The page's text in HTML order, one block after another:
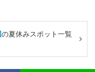
の夏休みスポット一覧